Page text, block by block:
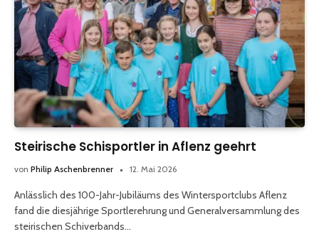
Steirische Schisportler in Aflenz geehrt
von Philip Aschenbrenner 12. Mai 2026
Anlässlich des 100-Jahr-Jubiläums des Wintersportclubs Aflenz
fand die diesjährige Sportlerehrung und Generalversammlung des
steirischen Schiverbands…